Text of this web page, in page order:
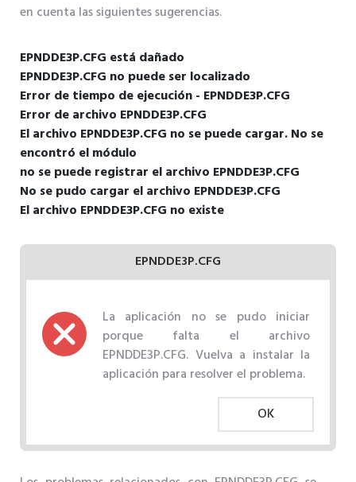
en cuenta las siguientes sugerencias.
EPNDDE3P.CFG está dañado
EPNDDE3P.CFG no puede ser localizado
Error de tiempo de ejecución - EPNDDE3P.CFG
Error de archivo EPNDDE3P.CFG
El archivo EPNDDE3P.CFG no se puede cargar. No se
encontró el módulo
no se puede registrar el archivo EPNDDE3P.CFG
No se pudo cargar el archivo EPNDDE3P.CFG
El archivo EPNDDE3P.CFG no existe
EPNDDE3P.CFG
La aplicación no se pudo iniciar
porque falta el archivo
EPNDDE3P.CFG. Vuelva a instalar la
aplicación para resolver el problema.
OK